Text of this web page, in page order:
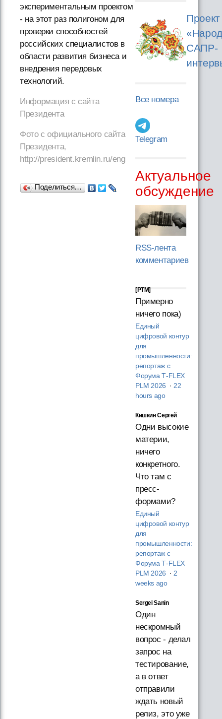
экспериментальным проектом
- на этот раз полигоном для
проверки способностей
российских специалистов в
области развития бизнеса и
внедрения передовых
технологий.
Информация с сайта
Президента
Фото с официального сайта
Президента,
http://president.kremlin.ru/eng
Поделиться…
Проект
САПР-
Все номера
Telegram
Актуальное
обсуждение
RSS-лента
комментариев
[PTM]
Примерно
ничего пока)
Единый
цифровой контур
для
промышленности:
репортаж с
Форума T‑FLEX
PLM 2026 · 22
hours ago
Кишкин Сергей
Одни высокие
материи,
ничего
конкретного.
Что там с
пресс-
формами?
Единый
цифровой контур
для
промышленности:
репортаж с
Форума T‑FLEX
PLM 2026 · 2
weeks ago
Sergei Sanin
Один
нескромный
вопрос - делал
запрос на
тестирование,
а в ответ
отправили
ждать новый
релиз, это уже